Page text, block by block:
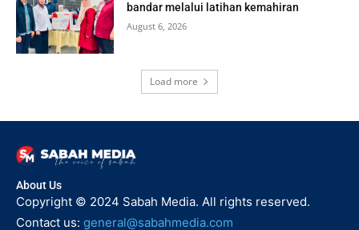
bandar melalui latihan kemahiran
August 6, 2026
Load more
About Us
Copyright © 2024 Sabah Media. All rights reserved.
Contact us: general@sabahmedia.com